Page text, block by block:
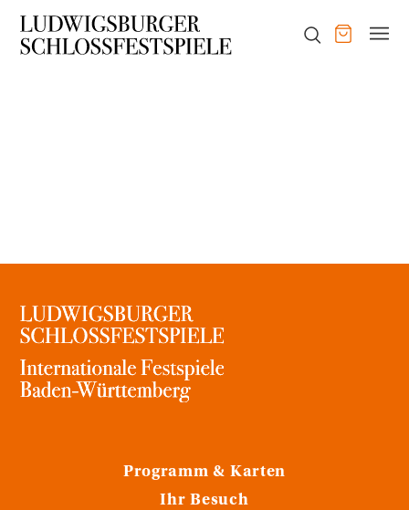
Programm & Karten
Ihr Besuch